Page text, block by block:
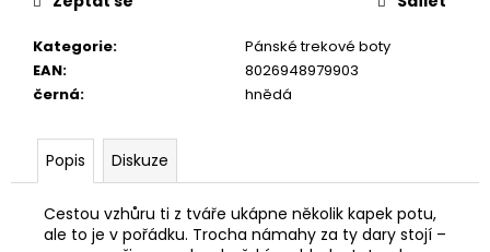
Kategorie:
Pánské trekové boty
EAN:
8026948979903
černá: hnědá
Popis Diskuze
Cestou vzhůru ti z tváře ukápne několik kapek potu,
ale to je v pořádku. Trocha námahy za ty dary stojí –
Kč